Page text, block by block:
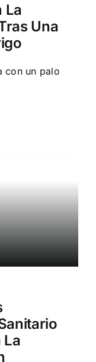
La
Una
con un palo
La